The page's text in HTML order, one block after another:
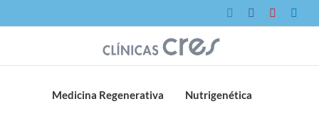
al
InstagramFacebookYouTube
Medicina Regenerativa Nutrigenética